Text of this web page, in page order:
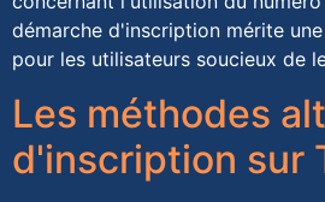
démarche d'inscription mérite
pour les utilisateurs soucieux de
Les méthodes
d'inscription sur